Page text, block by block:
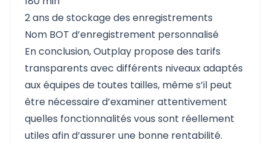
2 ans de stockage des enregistrements
Nom BOT d’enregistrement personnalisé
En conclusion, Outplay propose des tarifs
transparents avec différents niveaux adaptés
aux équipes de toutes tailles, même s’il peut
être nécessaire d’examiner attentivement
quelles fonctionnalités vous sont réellement
utiles afin d’assurer une bonne rentabilité.